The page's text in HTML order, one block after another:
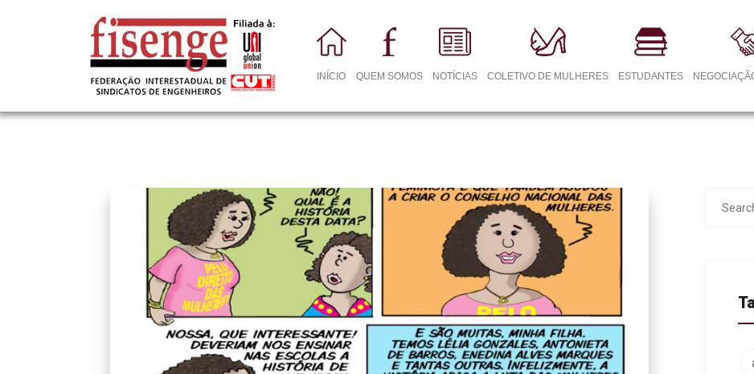
INÍCIO QUEM SOMOS NOTÍCIAS COLETIVO DE MULHERES ESTUDANTES